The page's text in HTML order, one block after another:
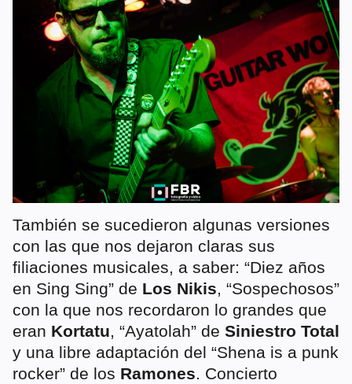
También se sucedieron algunas versiones
con las que nos dejaron claras sus
filiaciones musicales, a saber: “Diez años
en Sing Sing” de Los Nikis, “Sospechosos”
con la que nos recordaron lo grandes que
eran Kortatu, “Ayatolah” de Siniestro Total
y una libre adaptación del “Shena is a punk
rocker” de los Ramones. Concierto